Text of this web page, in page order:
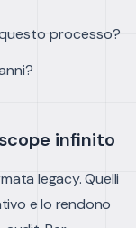
processo?
infinito
legacy. Quelli
e lo rendono